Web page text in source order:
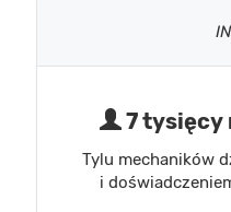
7 tysięcy
Tylu mechaników
i